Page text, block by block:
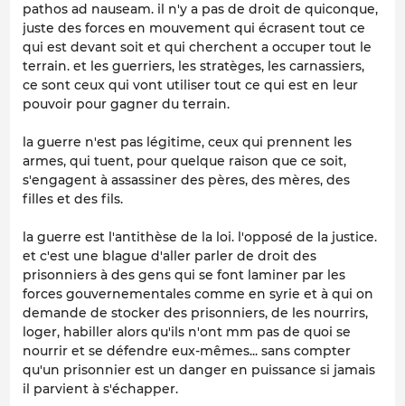
pathos ad nauseam. il n'y a pas de droit de quiconque,
juste des forces en mouvement qui écrasent tout ce
qui est devant soit et qui cherchent a occuper tout le
terrain. et les guerriers, les stratèges, les carnassiers,
ce sont ceux qui vont utiliser tout ce qui est en leur
pouvoir pour gagner du terrain.
la guerre n'est pas légitime, ceux qui prennent les
armes, qui tuent, pour quelque raison que ce soit,
s'engagent à assassiner des pères, des mères, des
filles et des fils.
la guerre est l'antithèse de la loi. l'opposé de la justice.
et c'est une blague d'aller parler de droit des
prisonniers à des gens qui se font laminer par les
forces gouvernementales comme en syrie et à qui on
demande de stocker des prisonniers, de les nourrirs,
loger, habiller alors qu'ils n'ont mm pas de quoi se
nourrir et se défendre eux-mêmes... sans compter
qu'un prisonnier est un danger en puissance si jamais
il parvient à s'échapper.